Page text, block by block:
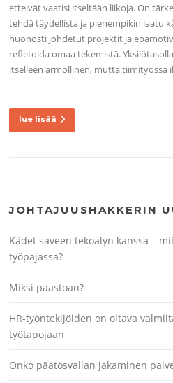
etteivät vaatisi itseltään liikoja. On
tehdä täydellista ja pienempikin laatu
huonosti johdetut projektit ja
refletoida omaa tekemistä.
itselleen armollinen, mutta tiimityössä
lue lisää
JOHTAJUUSHAKKERIN
Kädet saveen tekoälyn kanssa –
työpajassa?
Miksi paastoan?
HR-työntekijöiden on oltava
työtapojaan
Onko päätösvallan jakaminen